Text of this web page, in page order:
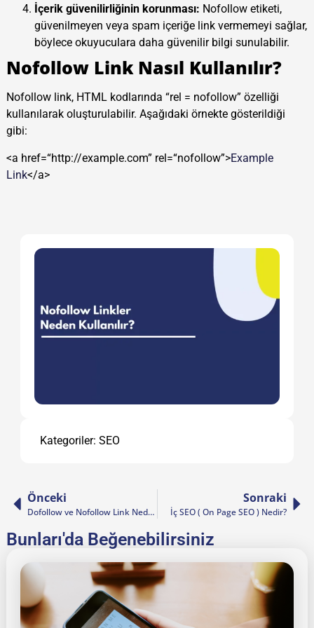
İçerik güvenilirliğinin korunması: Nofollow etiketi,
güvenilmeyen veya spam içeriğe link vermemeyi sağlar,
böylece okuyuculara daha güvenilir bilgi sunulabilir.
Nofollow Link Nasıl Kullanılır?
Nofollow link, HTML kodlarında “rel = nofollow” özelliği
kullanılarak oluşturulabilir. Aşağıdaki örnekte gösterildiği
gibi:
<a href=“http://example.com” rel=“nofollow”>Example
Link</a>
Kategoriler: SEO
Önceki
Dofollow ve Nofollow Link Nedir?
Sonraki
İç SEO ( On Page SEO ) Nedir?
Bunları'da Beğenebilirsiniz